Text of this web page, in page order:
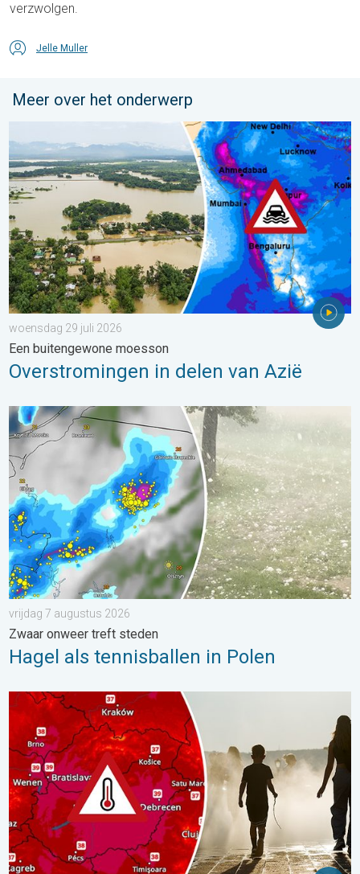
verzwolgen.
Jelle Muller
Meer over het onderwerp
Overstromingen in delen van Azië. Een buitengewone
woensdag 29 juli 2026
Een buitengewone moesson
Overstromingen in delen van Azië
Hagel als tennisballen in Polen. Zwaar onweer treft steden. . .
vrijdag 7 augustus 2026
Zwaar onweer treft steden
Hagel als tennisballen in Polen
Extreme hitte in Oost-Europa. Tot ruim 40 graden. . . dinsdag